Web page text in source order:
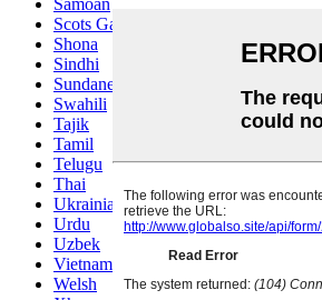
Samoan
Scots Gaelic
Shona
Sindhi
Sundanese
Swahili
Tajik
Tamil
Telugu
Thai
Ukrainian
Urdu
Uzbek
Vietnamese
Welsh